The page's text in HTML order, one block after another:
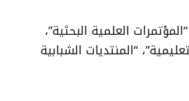
العلمية البحثية”،
“المنتديات الشبابية